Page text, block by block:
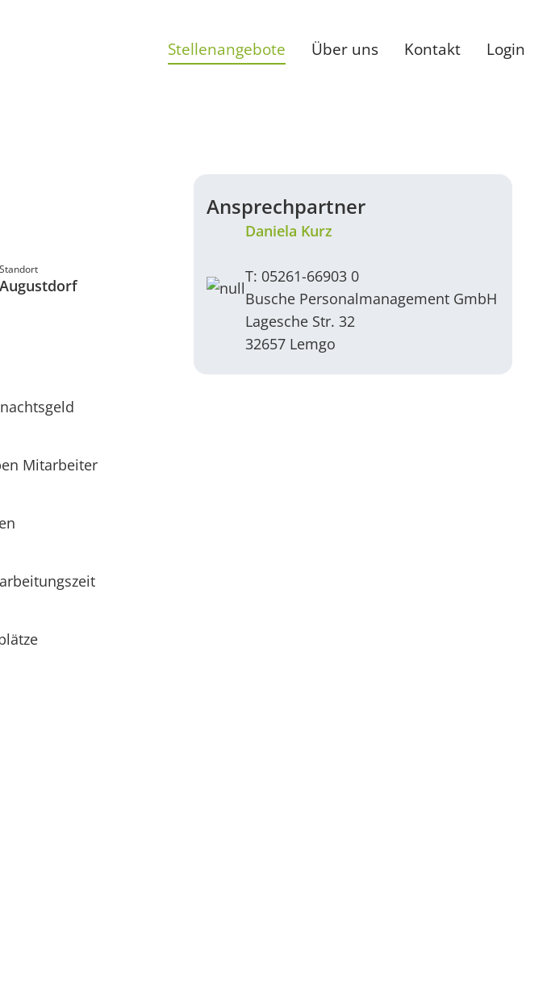
Stellenangebote Über uns Kontakt Login
Standort
Augustdorf
Mitarbeiter
Ansprechpartner
Daniela Kurz
T: 05261-66903 0
Busche Personalmanagement GmbH
Lagesche Str. 32
32657 Lemgo